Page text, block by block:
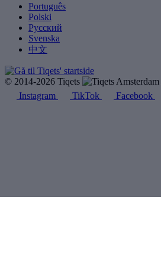
Português
Polski
Русский
Svenska
中文
© 2014-2026 Tiqets
Instagram
TikTok Facebook